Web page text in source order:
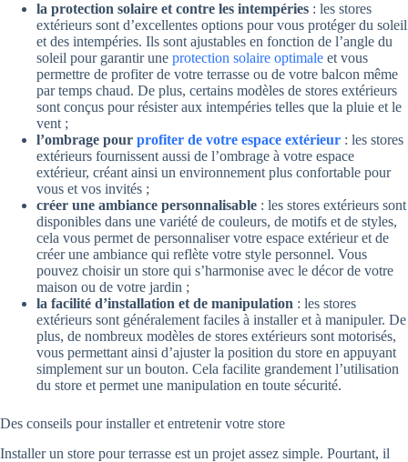
la protection solaire et contre les intempéries : les stores
extérieurs sont d’excellentes options pour vous protéger du soleil
et des intempéries. Ils sont ajustables en fonction de l’angle du
soleil pour garantir une protection solaire optimale et vous
permettre de profiter de votre terrasse ou de votre balcon même
par temps chaud. De plus, certains modèles de stores extérieurs
sont conçus pour résister aux intempéries telles que la pluie et le
vent ;
l’ombrage pour profiter de votre espace extérieur : les stores
extérieurs fournissent aussi de l’ombrage à votre espace
extérieur, créant ainsi un environnement plus confortable pour
vous et vos invités ;
créer une ambiance personnalisable : les stores extérieurs sont
disponibles dans une variété de couleurs, de motifs et de styles,
cela vous permet de personnaliser votre espace extérieur et de
créer une ambiance qui reflète votre style personnel. Vous
pouvez choisir un store qui s’harmonise avec le décor de votre
maison ou de votre jardin ;
la facilité d’installation et de manipulation : les stores
extérieurs sont généralement faciles à installer et à manipuler. De
plus, de nombreux modèles de stores extérieurs sont motorisés,
vous permettant ainsi d’ajuster la position du store en appuyant
simplement sur un bouton. Cela facilite grandement l’utilisation
du store et permet une manipulation en toute sécurité.
Des conseils pour installer et entretenir votre store
Installer un store pour terrasse est un projet assez simple. Pourtant, il